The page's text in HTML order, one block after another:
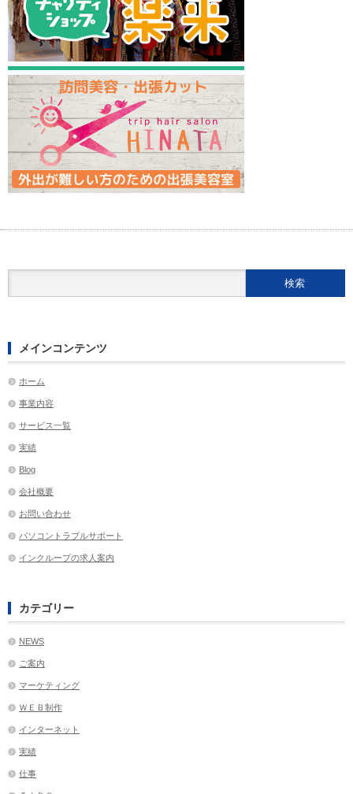
メインコンテンツ
ホーム
事業内容
サービス一覧
実績
Blog
会社概要
お問い合わせ
パソコントラブルサポート
インクループの求人案内
カテゴリー
NEWS
ご案内
マーケティング
ＷＥＢ制作
インターネット
実績
仕事